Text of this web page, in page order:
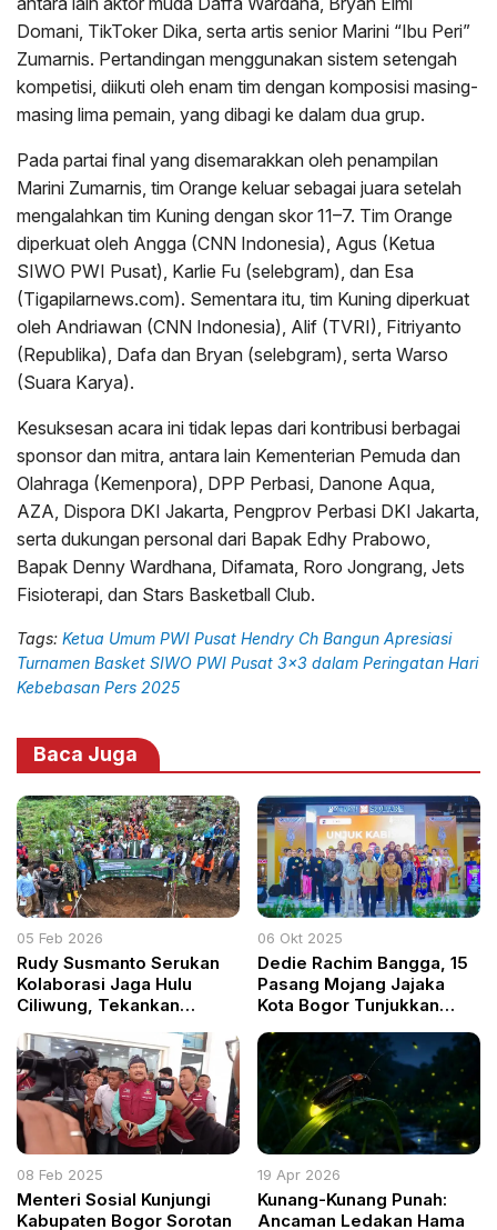
Domani, TikToker Dika, serta artis senior Marini “Ibu Peri”
Zumarnis. Pertandingan menggunakan sistem setengah
kompetisi, diikuti oleh enam tim dengan komposisi masing-
masing lima pemain, yang dibagi ke dalam dua grup.
Pada partai final yang disemarakkan oleh penampilan
Marini Zumarnis, tim Orange keluar sebagai juara setelah
mengalahkan tim Kuning dengan skor 11–7. Tim Orange
diperkuat oleh Angga (CNN Indonesia), Agus (Ketua
SIWO PWI Pusat), Karlie Fu (selebgram), dan Esa
(Tigapilarnews.com). Sementara itu, tim Kuning diperkuat
oleh Andriawan (CNN Indonesia), Alif (TVRI), Fitriyanto
(Republika), Dafa dan Bryan (selebgram), serta Warso
(Suara Karya).
Kesuksesan acara ini tidak lepas dari kontribusi berbagai
sponsor dan mitra, antara lain Kementerian Pemuda dan
Olahraga (Kemenpora), DPP Perbasi, Danone Aqua,
AZA, Dispora DKI Jakarta, Pengprov Perbasi DKI Jakarta,
serta dukungan personal dari Bapak Edhy Prabowo,
Bapak Denny Wardhana, Difamata, Roro Jongrang, Jets
Fisioterapi, dan Stars Basketball Club.
Tags: Ketua Umum PWI Pusat Hendry Ch Bangun Apresiasi
Turnamen Basket SIWO PWI Pusat 3x3 dalam Peringatan Hari
Kebebasan Pers 2025
Baca Juga
05 Feb 2026
Rudy Susmanto Serukan
Kolaborasi Jaga Hulu
Ciliwung, Tekankan
Depan
06 Okt 2025
Dedie Rachim Bangga, 15
Pasang Mojang Jajaka
Kota Bogor Tunjukkan
08 Feb 2025
Menteri Sosial Kunjungi
Kabupaten Bogor Sorotan
19 Apr 2026
Kunang-Kunang Punah:
Ancaman Ledakan Hama